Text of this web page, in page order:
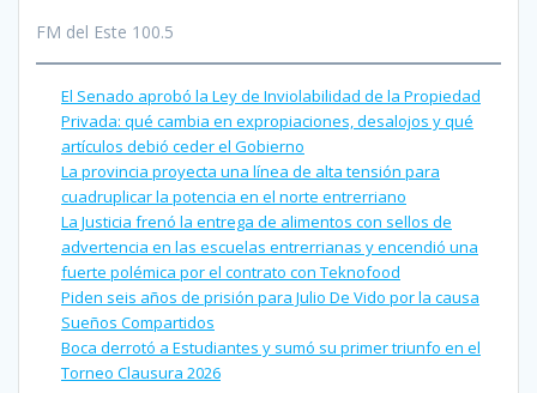
FM del Este 100.5
El Senado aprobó la Ley de Inviolabilidad de la Propiedad
Privada: qué cambia en expropiaciones, desalojos y qué
artículos debió ceder el Gobierno
La provincia proyecta una línea de alta tensión para
cuadruplicar la potencia en el norte entrerriano
La Justicia frenó la entrega de alimentos con sellos de
advertencia en las escuelas entrerrianas y encendió una
fuerte polémica por el contrato con Teknofood
Piden seis años de prisión para Julio De Vido por la causa
Sueños Compartidos
Boca derrotó a Estudiantes y sumó su primer triunfo en el
Torneo Clausura 2026